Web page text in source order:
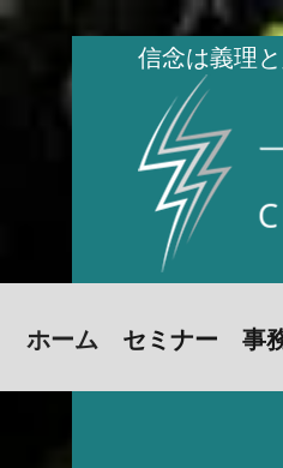
信念は義理
ホーム セミナー 事